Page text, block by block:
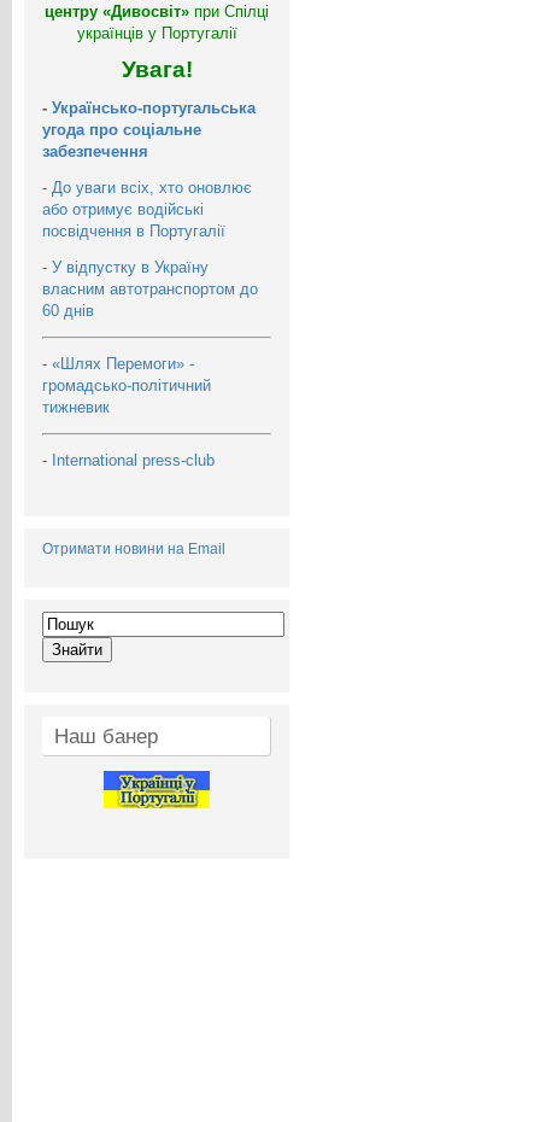
центру «Дивосвіт» при Спілці
українців у Португалії
Увага!
- Українсько-португальська
угода про соціальне
забезпечення
- До уваги всіх, хто оновлює
або отримує водійські
посвідчення в Португалії
- У відпустку в Україну
власним автотранспортом до
60 днів
- «Шлях Перемоги» -
громадсько-політичний
тижневик
- International press-club
Отримати новини на Email
Наш банер